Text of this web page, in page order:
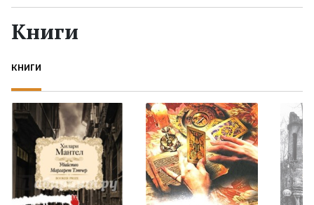
Жанры
Экранизации
Коллекции
Книги
КНИГИ